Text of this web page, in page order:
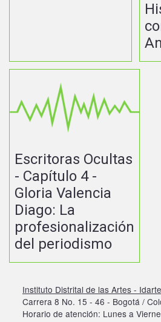
Escritoras Ocultas
- Capítulo 4 -
Gloria Valencia
Diago: La
profesionalización
del periodismo
Instituto Distrital de las Artes -
Carrera 8 No. 15 - 46 - Bogotá /
Horario de atención: Lunes a